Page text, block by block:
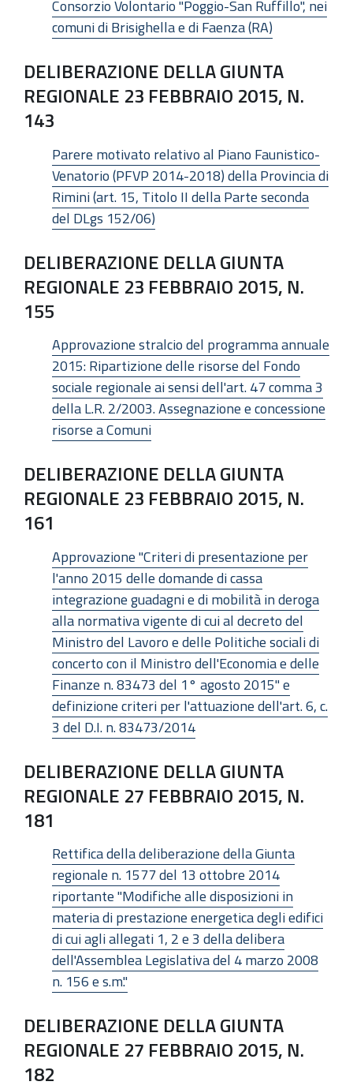
Consorzio Volontario "Poggio-San Ruffillo", nei
comuni di Brisighella e di Faenza (RA)
DELIBERAZIONE DELLA GIUNTA
REGIONALE 23 FEBBRAIO 2015, N.
143
Parere motivato relativo al Piano Faunistico-
Venatorio (PFVP 2014-2018) della Provincia di
Rimini (art. 15, Titolo II della Parte seconda
del DLgs 152/06)
DELIBERAZIONE DELLA GIUNTA
REGIONALE 23 FEBBRAIO 2015, N.
155
Approvazione stralcio del programma annuale
2015: Ripartizione delle risorse del Fondo
sociale regionale ai sensi dell'art. 47 comma 3
della L.R. 2/2003. Assegnazione e concessione
risorse a Comuni
DELIBERAZIONE DELLA GIUNTA
REGIONALE 23 FEBBRAIO 2015, N.
161
Approvazione "Criteri di presentazione per
l'anno 2015 delle domande di cassa
integrazione guadagni e di mobilità in deroga
alla normativa vigente di cui al decreto del
Ministro del Lavoro e delle Politiche sociali di
concerto con il Ministro dell'Economia e delle
Finanze n. 83473 del 1° agosto 2015" e
definizione criteri per l'attuazione dell'art. 6, c.
3 del D.I. n. 83473/2014
DELIBERAZIONE DELLA GIUNTA
REGIONALE 27 FEBBRAIO 2015, N.
181
Rettifica della deliberazione della Giunta
regionale n. 1577 del 13 ottobre 2014
riportante "Modifiche alle disposizioni in
materia di prestazione energetica degli edifici
di cui agli allegati 1, 2 e 3 della delibera
dell'Assemblea Legislativa del 4 marzo 2008
n. 156 e s.m."
DELIBERAZIONE DELLA GIUNTA
REGIONALE 27 FEBBRAIO 2015, N.
182